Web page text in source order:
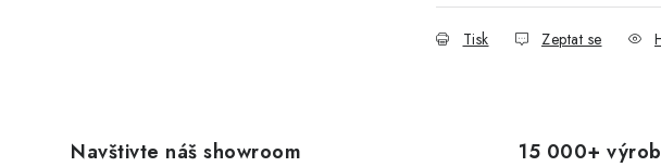
Tisk Zeptat se
Navštivte náš showroom 15 000+